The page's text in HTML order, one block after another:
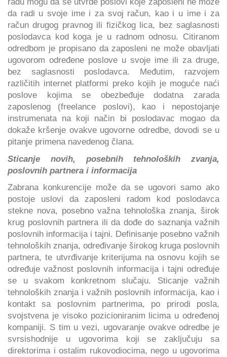
da radi u svoje ime i za svoj račun, kao i u ime i za
račun drugog pravnog ili fizičkog lica, bez saglasnosti
poslodavca kod koga je u radnom odnosu. Citiranom
odredbom je propisano da zaposleni ne može obavljati
ugovorom određene poslove u svoje ime ili za druge,
bez saglasnosti poslodavca. Međutim, razvojem
različitih internet platformi preko kojih je moguće naći
poslove kojima se obezbeđuje dodatna zarada
zaposlenog (freelance poslovi), kao i nepostojanje
instrumenata na koji način bi poslodavac mogao da
dokaže kršenje ovakve ugovorne odredbe, dovodi se u
pitanje primena navedenog člana.
Sticanje novih, posebnih tehnoloških zvanja,
poslovnih partnera i informacija
Zabrana konkurencije može da se ugovori samo ako
postoje uslovi da zaposleni radom kod poslodavca
stekne nova, posebno važna tehnološka znanja, širok
krug poslovnih partnera ili da dođe do saznanja važnih
poslovnih informacija i tajni. Definisanje posebno važnih
tehnoloških znanja, određivanje širokog kruga poslovnih
partnera, te utvrđivanje kriterijuma na osnovu kojih se
određuje važnost poslovnih informacija i tajni određuje
se u svakom konkretnom slučaju. Sticanje važnih
tehnoloških znanja i važnih poslovnih informacija, kao i
kontakt sa poslovnim partnerima, po prirodi posla,
svojstvena je visoko pozicioniranim licima u određenoj
kompaniji. S tim u vezi, ugovaranje ovakve odredbe je
svrsishodnije u ugovorima koji se zaključuju sa
direktorima i ostalim rukovodiocima, nego u ugovorima